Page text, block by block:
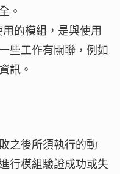
。
的模組，是與使用
些工作有關聯，例如
訊。
之後所須執行的動
行模組驗證成功或失